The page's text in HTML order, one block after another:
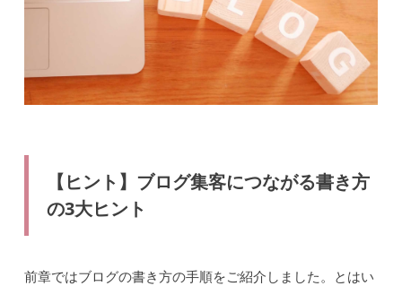
【ヒント】ブログ集客につながる書き方
の3大ヒント
前章ではブログの書き方の手順をご紹介しました。とはい